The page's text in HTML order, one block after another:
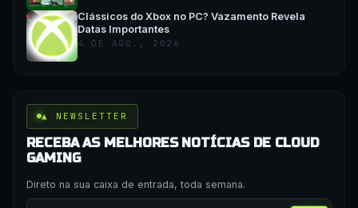
Clássicos do Xbox no PC? Vazamento Revela
Datas Importantes
4 DE AGO., 2026
▲ NEWSLETTER
RECEBA AS MELHORES NOTÍCIAS DE CLOUD
GAMING
Direto na sua caixa de entrada, toda semana.